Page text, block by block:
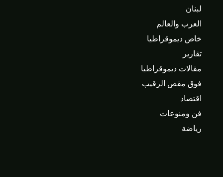
لبنان
العرب والعالم
خاص ديموقراطيا
تقارير
مقالات ديموقراطيا
فوق مقص الرقيب
اقتصاد
فن ومنوعات
رياضة